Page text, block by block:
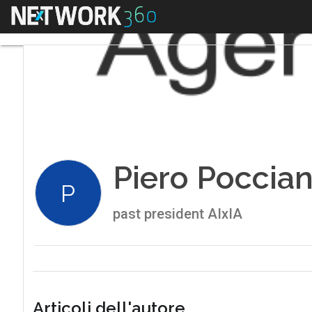
Menu
P Piero
past president AIxIA